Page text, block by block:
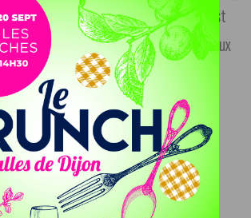
à Marsannay-la-Côte. Cet espace est
en bus en empruntant la Liane 4 et aux
réduite.